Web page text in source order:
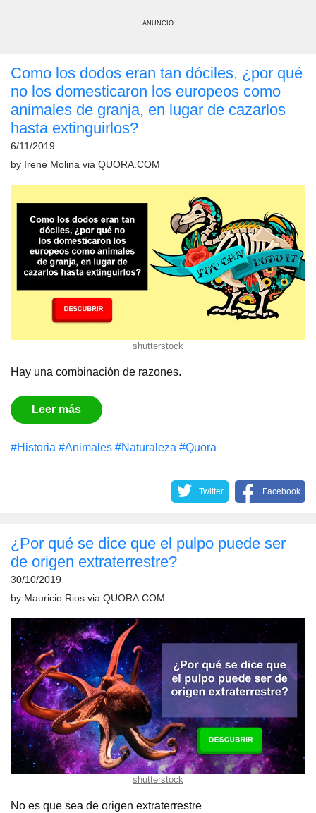
ANUNCIO
Como los dodos eran tan dóciles, ¿por qué
no los domesticaron los europeos como
animales de granja, en lugar de cazarlos
hasta extinguirlos?
6/11/2019
by Irene Molina via QUORA.COM
shutterstock
Hay una combinación de razones.
Leer más
#Historia #Animales #Naturaleza #Quora
Twitter Facebook
¿Por qué se dice que el pulpo puede ser
de origen extraterrestre?
30/10/2019
by Mauricio Rios via QUORA.COM
shutterstock
No es que sea de origen extraterrestre